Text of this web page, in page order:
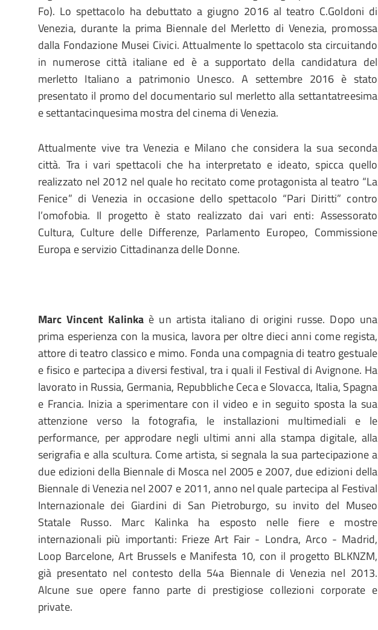
Fo). Lo spettacolo ha debuttato a giugno 2016 al teatro C.Goldoni di
Venezia, durante la prima Biennale del Merletto di Venezia, promossa
dalla Fondazione Musei Civici. Attualmente lo spettacolo sta circuitando
in numerose città italiane ed è a supportato della candidatura del
merletto Italiano a patrimonio Unesco. A settembre 2016 è stato
presentato il promo del documentario sul merletto alla settantatreesima
e settantacinquesima mostra del cinema di Venezia.
Attualmente vive tra Venezia e Milano che considera la sua seconda
città. Tra i vari spettacoli che ha interpretato e ideato, spicca quello
realizzato nel 2012 nel quale ho recitato come protagonista al teatro “La
Fenice” di Venezia in occasione dello spettacolo “Pari Diritti” contro
l’omofobia. Il progetto è stato realizzato dai vari enti: Assessorato
Cultura, Culture delle Differenze, Parlamento Europeo, Commissione
Europa e servizio Cittadinanza delle Donne.
Marc Vincent Kalinka è un artista italiano di origini russe. Dopo una
prima esperienza con la musica, lavora per oltre dieci anni come regista,
attore di teatro classico e mimo. Fonda una compagnia di teatro gestuale
e fisico e partecipa a diversi festival, tra i quali il Festival di Avignone. Ha
lavorato in Russia, Germania, Repubbliche Ceca e Slovacca, Italia, Spagna
e Francia. Inizia a sperimentare con il video e in seguito sposta la sua
attenzione verso la fotografia, le installazioni multimediali e le
performance, per approdare negli ultimi anni alla stampa digitale, alla
serigrafia e alla scultura. Come artista, si segnala la sua partecipazione a
due edizioni della Biennale di Mosca nel 2005 e 2007, due edizioni della
Biennale di Venezia nel 2007 e 2011, anno nel quale partecipa al Festival
Internazionale dei Giardini di San Pietroburgo, su invito del Museo
Statale Russo. Marc Kalinka ha esposto nelle fiere e mostre
internazionali più importanti: Frieze Art Fair - Londra, Arco - Madrid,
Loop Barcelone, Art Brussels e Manifesta 10, con il progetto BLKNZM,
già presentato nel contesto della 54a Biennale di Venezia nel 2013.
Alcune sue opere fanno parte di prestigiose collezioni corporate e
private.